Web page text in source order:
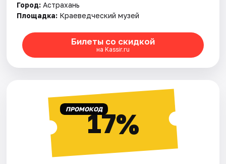
Город: Астрахань
Площадка: Краеведческий музей
Билеты со скидкой
на Kassir.ru
ПРОМОКОД17%